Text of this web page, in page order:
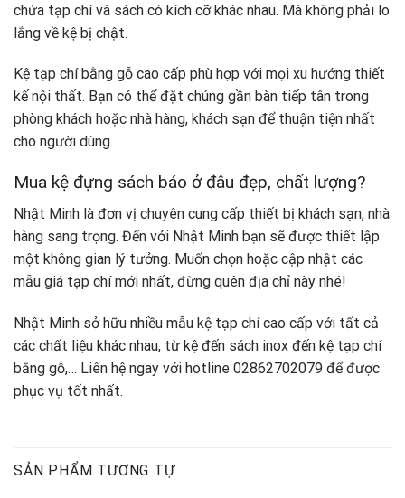
chứa tạp chí và sách có kích cỡ khác nhau. Mà không phải lo
lắng về kệ bị chật.
Kệ tạp chí bằng gỗ cao cấp phù hợp với mọi xu hướng thiết
kế nội thất. Bạn có thể đặt chúng gần bàn tiếp tân trong
phòng khách hoặc nhà hàng, khách sạn để thuận tiện nhất
cho người dùng.
Mua kệ đựng sách báo ở đâu đẹp, chất lượng?
Nhật Minh là đơn vị chuyên cung cấp thiết bị khách sạn, nhà
hàng sang trọng. Đến với Nhật Minh bạn sẽ được thiết lập
một không gian lý tưởng. Muốn chọn hoặc cập nhật các
mẫu giá tạp chí mới nhất, đừng quên địa chỉ này nhé!
Nhật Minh sở hữu nhiều mẫu kệ tạp chí cao cấp với tất cả
các chất liệu khác nhau, từ kệ đến sách inox đến kệ tạp chí
bằng gỗ,… Liên hệ ngay với hotline 02862702079 để được
phục vụ tốt nhất.
SẢN PHẨM TƯƠNG TỰ